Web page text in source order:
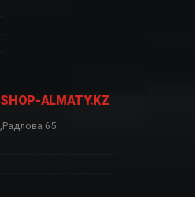
SHOP-ALMATY.KZ
,Радлова 65